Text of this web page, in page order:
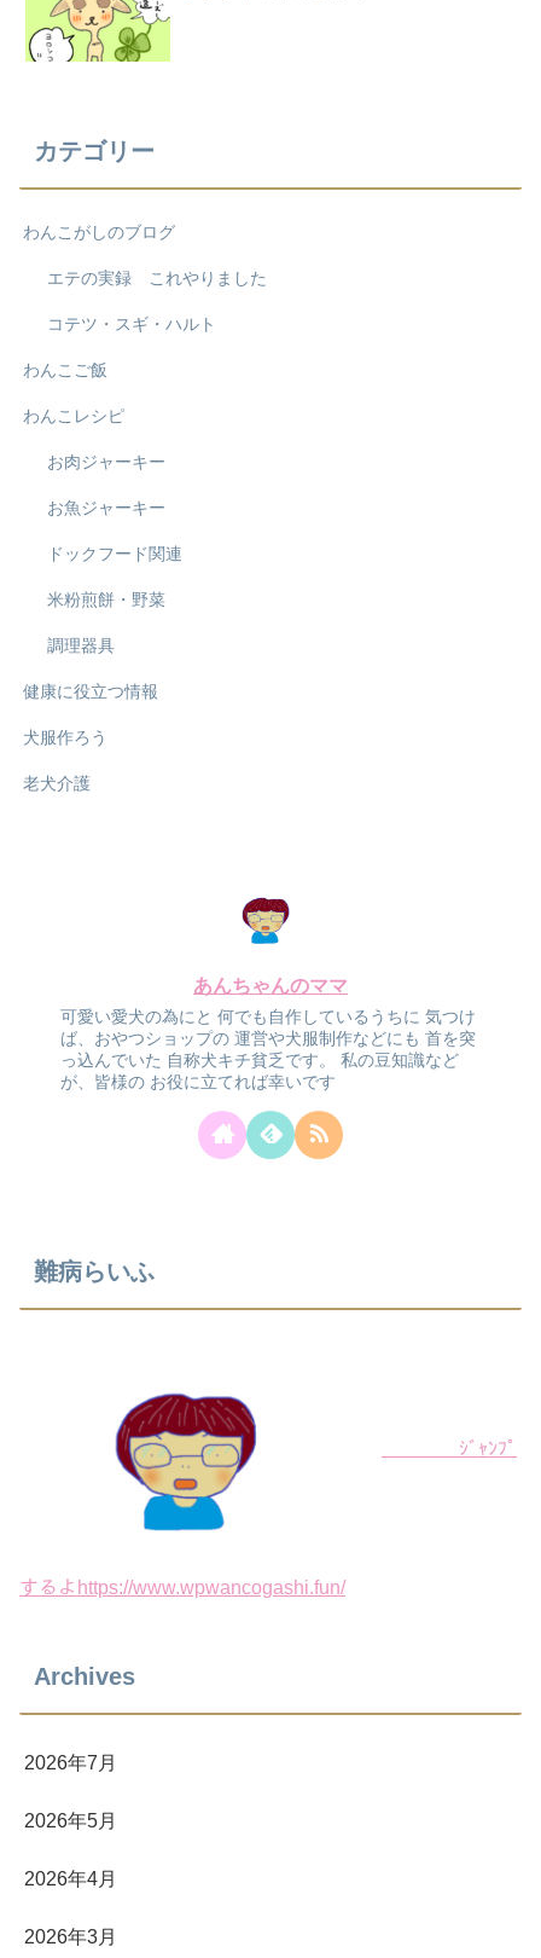
カテゴリー
わんこがしのブログ
エテの実録 これやりました
コテツ・スギ・ハルト
わんこご飯
わんこレシピ
お肉ジャーキー
お魚ジャーキー
ドックフード関連
米粉煎餅・野菜
調理器具
健康に役立つ情報
犬服作ろう
老犬介護
あんちゃんのママ
可愛い愛犬の為にと 何でも自作しているうちに 気つけ
ば、おやつショップの 運営や犬服制作などにも 首を突
っ込んでいた 自称犬キチ貧乏です。
私の豆知識など
が、皆様の お役に立てれば幸いです
難病らいふ
ｼﾞｬﾝﾌﾟ
するよhttps://www.wpwancogashi.fun/
Archives
2026年7月
2026年5月
2026年4月
2026年3月